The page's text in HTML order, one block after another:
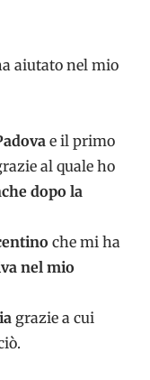
aiutato nel mio
e il primo
al quale ho
dopo la
che mi ha
nel mio
grazie a cui